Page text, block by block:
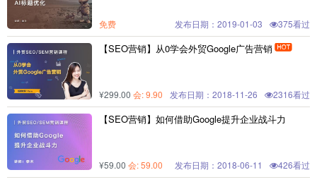
免费 发布日期：2019-01-03 375看过
【SEO营销】从0学会外贸Google广告营销 
¥299.00 会: 9.90 发布日期：2018-11-26 2316看过
【SEO营销】如何借助Google提升企业战斗力
¥59.00 会: 59.00 发布日期：2018-06-11 426看过